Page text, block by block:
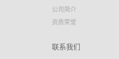
公司简介
资质荣誉
联系我们